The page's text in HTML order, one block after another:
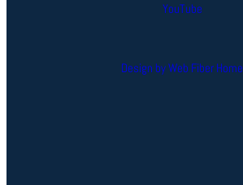
YouTube
Design by Web Fiber Home